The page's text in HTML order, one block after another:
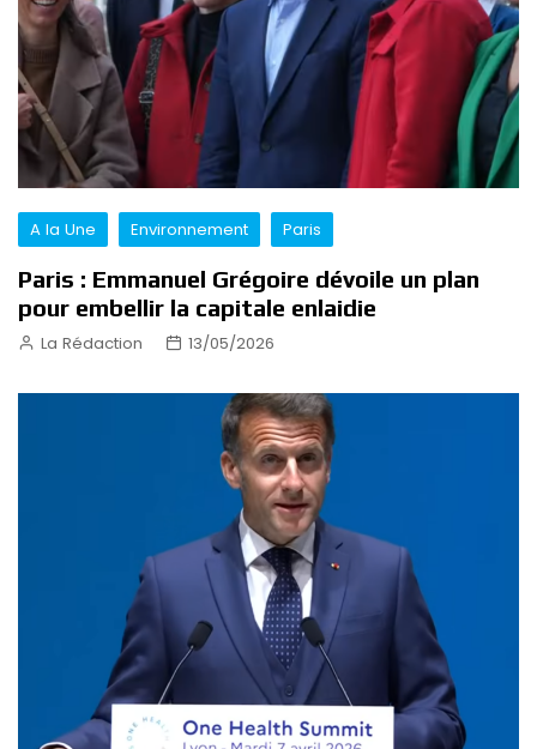
A la Une Environnement Paris
Paris : Emmanuel Grégoire dévoile un plan
pour embellir la capitale enlaidie
La Rédaction 13/05/2026